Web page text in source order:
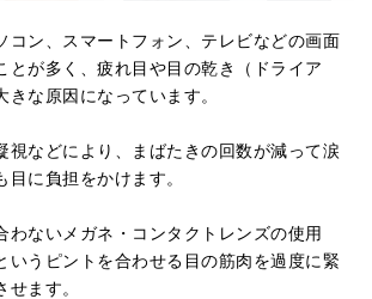
コン、スマートフォン、テレビなどの画面
とが多く、疲れ目や目の乾き（ドライア
きな原因になっています。
視などにより、まばたきの回数が減って涙
に負担をかけます。
わないメガネ・コンタクトレンズの使用
いうピントを合わせる目の筋肉を過度に緊
ます。